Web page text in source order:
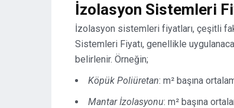
İzolasyon Sistemleri
İzolasyon sistemleri fiyatları, çeşitli
Sistemleri Fiyatı, genellikle
belirlenir. Örneğin;
Köpük Poliüretan: m² başına
Mantar İzolasyonu: m² başına